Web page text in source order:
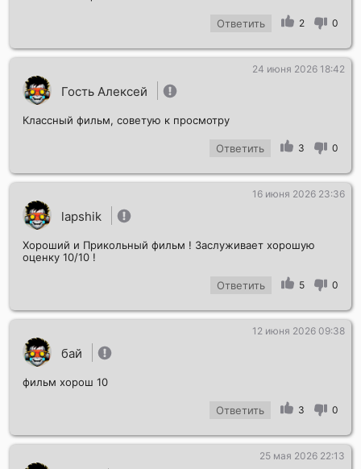
Ответить 2 0
Гость Алексей
24 июня 2026 18:42
Классный фильм, советую к просмотру
Ответить 3 0
lapshik
16 июня 2026 23:36
Хороший и Прикольный фильм ! Заслуживает хорошую
оценку 10/10 !
Ответить 5 0
бай
12 июня 2026 09:38
фильм хорош 10
Ответить 3 0
25 мая 2026 22:13